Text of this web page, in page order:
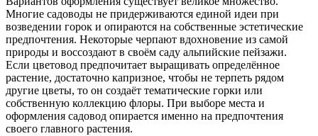
Многие садоводы не придерживаются единой идеи при
возведении горок и опираются на собственные эстетические
предпочтения. Некоторые черпают вдохновение из самой
природы и воссоздают в своём саду альпийские пейзажи.
Если цветовод предпочитает выращивать определённое
растение, достаточно капризное, чтобы не терпеть рядом
другие цветы, то он создаёт тематические горки или
собственную коллекцию флоры. При выборе места и
оформления садовод опирается именно на предпочтения
своего главного растения.